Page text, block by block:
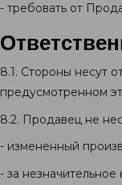
- требовать от
8.1. Стороны несут
предусмотренном
8.2. Продавец не
- измененный
- за